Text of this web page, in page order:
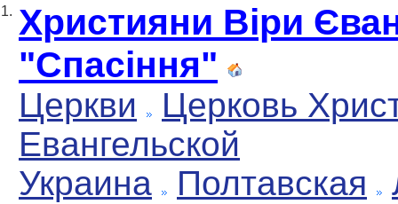
1. Християни Віри
"Спасіння"
Церкви
Церковь
Евангельской
Украина
Полтавская